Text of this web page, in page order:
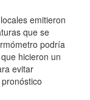
emitieron
que se
podría
hicieron un
evitar